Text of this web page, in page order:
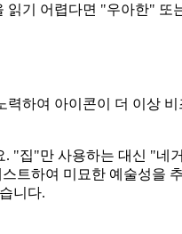
기 어렵다면 "우아한"
하여 아이콘이 더 이상
집"만 사용하는 대신 "네
트하여 미묘한 예술성을
니다.